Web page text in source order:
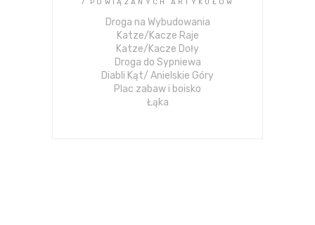
7 POWIĄZANYCH ARTYKUŁÓW
Droga na Wybudowania
Katze/Kacze Raje
Katze/Kacze Doły
Droga do Sypniewa
Diabli Kąt/ Anielskie Góry
Plac zabaw i boisko
Łąka